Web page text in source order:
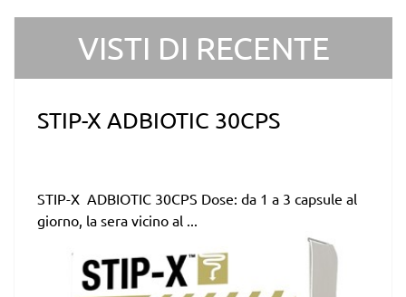
VISTI DI RECENTE
STIP-X ADBIOTIC 30CPS
STIP-X ADBIOTIC 30CPS Dose: da 1 a 3 capsule al
giorno, la sera vicino al ...